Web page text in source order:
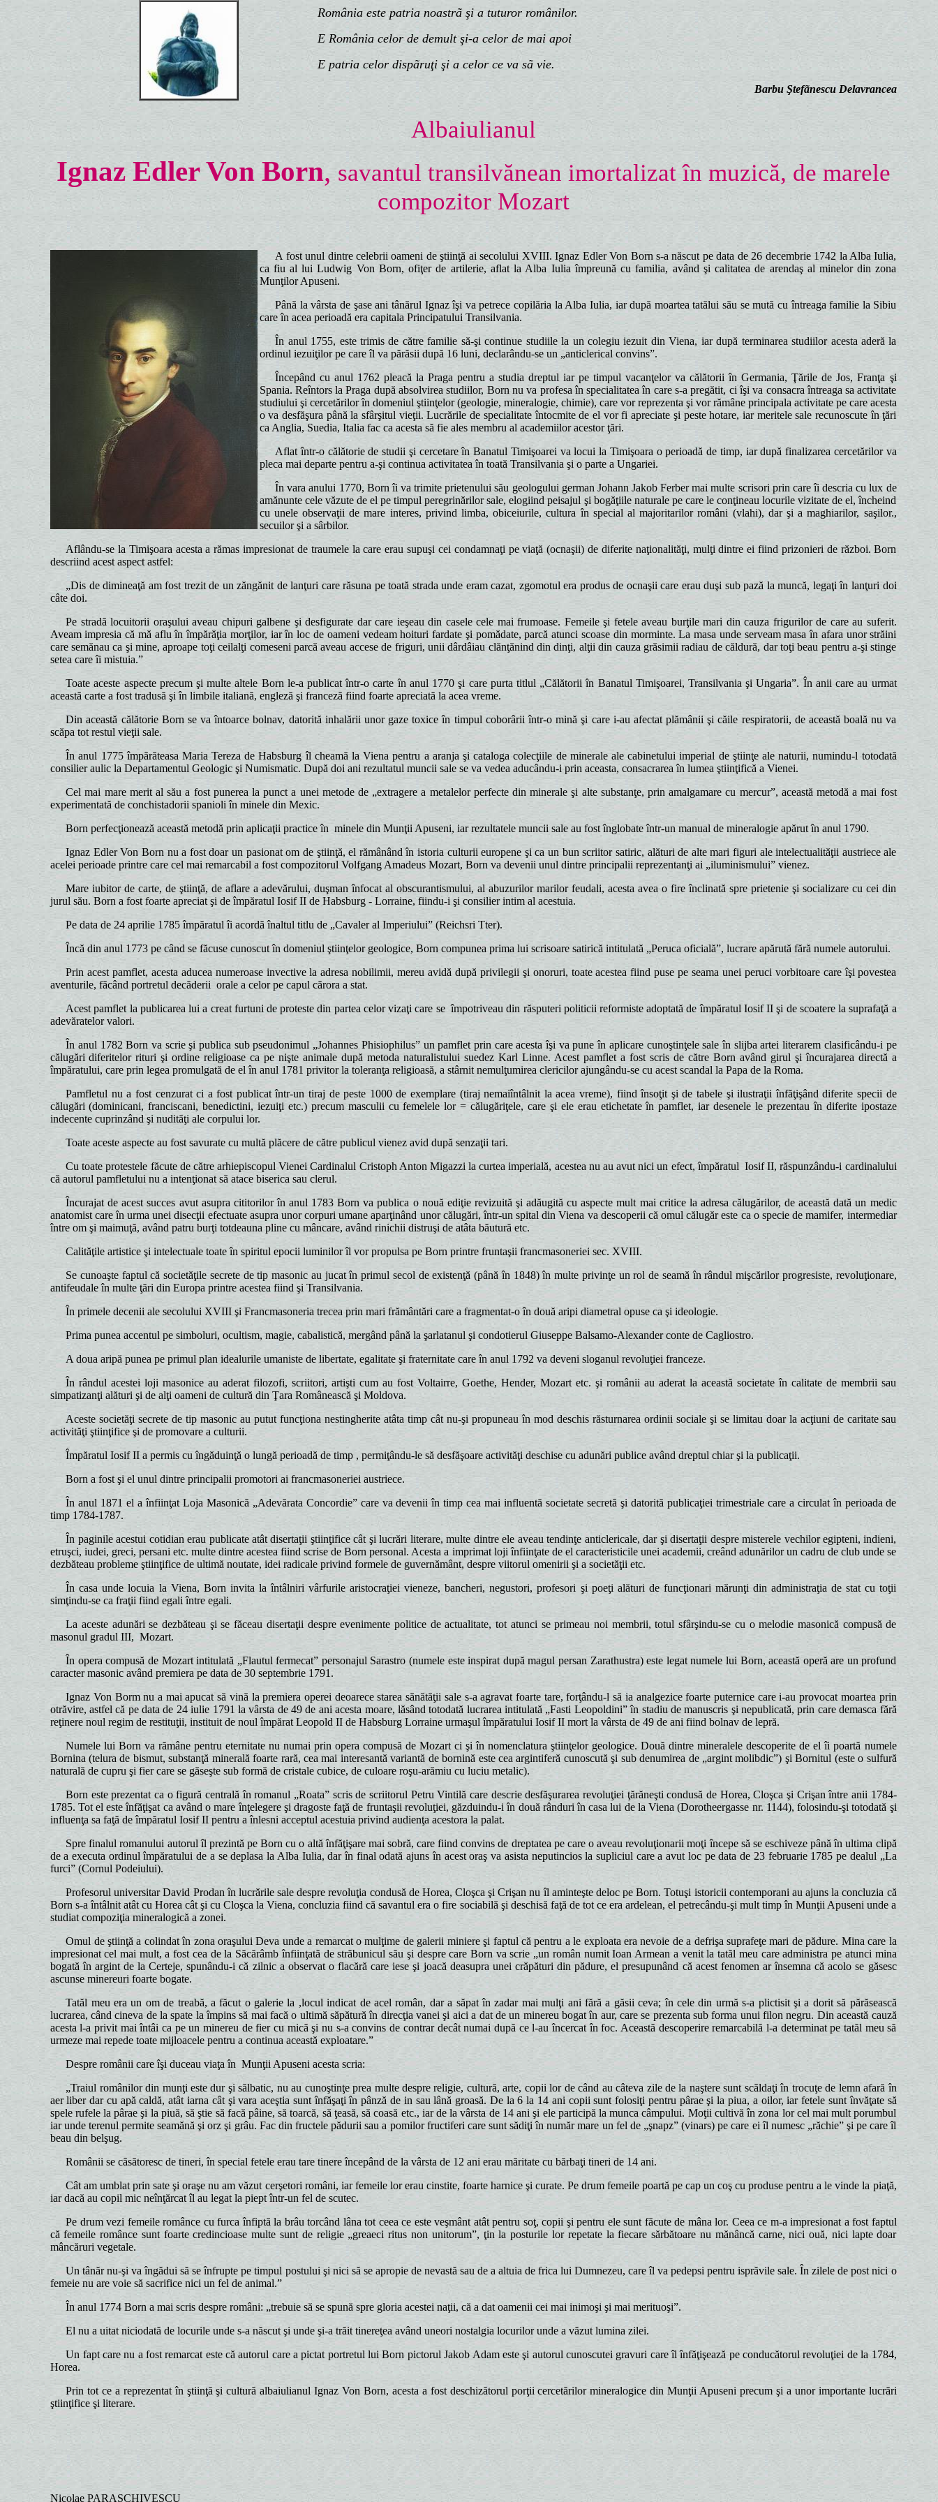
România este patria noastrã şi a tuturor românilor.
E România celor de demult şi-a celor de mai apoi
E patria celor dispãruţi şi a celor ce va sã vie.
Barbu Ştefãnescu Delavrancea
Albaiulianul
Ignaz Edler Von Born, savantul transilvănean imortalizat în muzică, de marele
compozitor Mozart
A fost unul dintre celebrii oameni de ştiinţă ai secolului XVIII. Ignaz Edler Von Born s-a născut pe data de 26 decembrie 1742 la Alba Iulia,
ca fiu al lui Ludwig Von Born, ofiţer de artilerie, aflat la Alba Iulia împreună cu familia, având şi calitatea de arendaş al minelor din zona
Munţilor Apuseni.
Până la vârsta de şase ani tânărul Ignaz îşi va petrece copilăria la Alba Iulia, iar după moartea tatălui său se mută cu întreaga familie la Sibiu
care în acea perioadă era capitala Principatului Transilvania.
În anul 1755, este trimis de către familie să-şi continue studiile la un colegiu iezuit din Viena, iar după terminarea studiilor acesta aderă la
ordinul iezuiţilor pe care îl va părăsii după 16 luni, declarându-se un „anticlerical convins”.
Începând cu anul 1762 pleacă la Praga pentru a studia dreptul iar pe timpul vacanţelor va călătorii în Germania, Ţările de Jos, Franţa şi
Spania. Reîntors la Praga după absolvirea studiilor, Born nu va profesa în specialitatea în care s-a pregătit, ci îşi va consacra întreaga sa activitate
studiului şi cercetărilor în domeniul ştiinţelor (geologie, mineralogie, chimie), care vor reprezenta şi vor rămâne principala activitate pe care acesta
o va desfăşura până la sfârşitul vieţii. Lucrările de specialitate întocmite de el vor fi apreciate şi peste hotare, iar meritele sale recunoscute în ţări
ca Anglia, Suedia, Italia fac ca acesta să fie ales membru al academiilor acestor ţări.
Aflat într-o călătorie de studii şi cercetare în Banatul Timişoarei va locui la Timişoara o perioadă de timp, iar după finalizarea cercetărilor va
pleca mai departe pentru a-şi continua activitatea în toată Transilvania şi o parte a Ungariei.
În vara anului 1770, Born îi va trimite prietenului său geologului german Johann Jakob Ferber mai multe scrisori prin care îi descria cu lux de
amănunte cele văzute de el pe timpul peregrinărilor sale, elogiind peisajul şi bogăţiile naturale pe care le conţineau locurile vizitate de el, încheind
cu unele observaţii de mare interes, privind limba, obiceiurile, cultura în special al majoritarilor români (vlahi), dar şi a maghiarilor, saşilor.,
secuilor şi a sârbilor.
Aflându-se la Timişoara acesta a rămas impresionat de traumele la care erau supuşi cei condamnaţi pe viaţă (ocnaşii) de diferite naţionalităţi, mulţi dintre ei fiind prizonieri de război. Born
descriind acest aspect astfel:
„Dis de dimineaţă am fost trezit de un zăngănit de lanţuri care răsuna pe toată strada unde eram cazat, zgomotul era produs de ocnaşii care erau duşi sub pază la muncă, legaţi în lanţuri doi
câte doi.
Pe stradă locuitorii oraşului aveau chipuri galbene şi desfigurate dar care ieşeau din casele cele mai frumoase. Femeile şi fetele aveau burţile mari din cauza frigurilor de care au suferit.
Aveam impresia că mă aflu în împărăţia morţilor, iar în loc de oameni vedeam hoituri fardate şi pomădate, parcă atunci scoase din morminte. La masa unde serveam masa în afara unor străini
care semănau ca şi mine, aproape toţi ceilalţi comeseni parcă aveau accese de friguri, unii dârdâiau clănţănind din dinţi, alţii din cauza grăsimii radiau de căldură, dar toţi beau pentru a-şi stinge
setea care îi mistuia.”
Toate aceste aspecte precum şi multe altele Born le-a publicat într-o carte în anul 1770 şi care purta titlul „Călătorii în Banatul Timişoarei, Transilvania şi Ungaria”. În anii care au urmat
această carte a fost tradusă şi în limbile italiană, engleză şi franceză fiind foarte apreciată la acea vreme.
Din această călătorie Born se va întoarce bolnav, datorită inhalării unor gaze toxice în timpul coborârii într-o mină şi care i-au afectat plămânii şi căile respiratorii, de această boală nu va
scăpa tot restul vieţii sale.
În anul 1775 împărăteasa Maria Tereza de Habsburg îl cheamă la Viena pentru a aranja şi cataloga colecţiile de minerale ale cabinetului imperial de ştiinţe ale naturii, numindu-l totodată
consilier aulic la Departamentul Geologic şi Numismatic. După doi ani rezultatul muncii sale se va vedea aducându-i prin aceasta, consacrarea în lumea ştiinţifică a Vienei.
Cel mai mare merit al său a fost punerea la punct a unei metode de „extragere a metalelor perfecte din minerale şi alte substanţe, prin amalgamare cu mercur”, această metodă a mai fost
experimentată de conchistadorii spanioli în minele din Mexic.
Born perfecţionează această metodă prin aplicaţii practice în minele din Munţii Apuseni, iar rezultatele muncii sale au fost înglobate într-un manual de mineralogie apărut în anul 1790.
Ignaz Edler Von Born nu a fost doar un pasionat om de ştiinţă, el rămânând în istoria culturii europene şi ca un bun scriitor satiric, alături de alte mari figuri ale intelectualităţii austriece ale
acelei perioade printre care cel mai remarcabil a fost compozitorul Volfgang Amadeus Mozart, Born va devenii unul dintre principalii reprezentanţi ai „iluminismului” vienez.
Mare iubitor de carte, de ştiinţă, de aflare a adevărului, duşman înfocat al obscurantismului, al abuzurilor marilor feudali, acesta avea o fire înclinată spre prietenie şi socializare cu cei din
jurul său. Born a fost foarte apreciat şi de împăratul Iosif II de Habsburg - Lorraine, fiindu-i şi consilier intim al acestuia.
Pe data de 24 aprilie 1785 împăratul îi acordă înaltul titlu de „Cavaler al Imperiului” (Reichsri Tter).
Încă din anul 1773 pe când se făcuse cunoscut în domeniul ştiinţelor geologice, Born compunea prima lui scrisoare satirică intitulată „Peruca oficială”, lucrare apărută fără numele autorului.
Prin acest pamflet, acesta aducea numeroase invective la adresa nobilimii, mereu avidă după privilegii şi onoruri, toate acestea fiind puse pe seama unei peruci vorbitoare care îşi povestea
aventurile, făcând portretul decăderii orale a celor pe capul cărora a stat.
Acest pamflet la publicarea lui a creat furtuni de proteste din partea celor vizaţi care se împotriveau din răsputeri politicii reformiste adoptată de împăratul Iosif II şi de scoatere la suprafaţă a
adevăratelor valori.
În anul 1782 Born va scrie şi publica sub pseudonimul „Johannes Phisiophilus” un pamflet prin care acesta îşi va pune în aplicare cunoştinţele sale în slijba artei literarem clasificându-i pe
călugări diferitelor rituri şi ordine religioase ca pe nişte animale după metoda naturalistului suedez Karl Linne. Acest pamflet a fost scris de către Born având girul şi încurajarea directă a
împăratului, care prin legea promulgată de el în anul 1781 privitor la toleranţa religioasă, a stârnit nemulţumirea clericilor ajungându-se cu acest scandal la Papa de la Roma.
Pamfletul nu a fost cenzurat ci a fost publicat într-un tiraj de peste 1000 de exemplare (tiraj nemaiîntâlnit la acea vreme), fiind însoţit şi de tabele şi ilustraţii înfăţişând diferite specii de
călugări (dominicani, franciscani, benedictini, iezuiţi etc.) precum masculii cu femelele lor = călugăriţele, care şi ele erau etichetate în pamflet, iar desenele le prezentau în diferite ipostaze
indecente cuprinzând şi nudităţi ale corpului lor.
Toate aceste aspecte au fost savurate cu multă plăcere de către publicul vienez avid după senzaţii tari.
Cu toate protestele făcute de către arhiepiscopul Vienei Cardinalul Cristoph Anton Migazzi la curtea imperială, acestea nu au avut nici un efect, împăratul Iosif II, răspunzându-i cardinalului
că autorul pamfletului nu a intenţionat să atace biserica sau clerul.
Încurajat de acest succes avut asupra cititorilor în anul 1783 Born va publica o nouă ediţie revizuită şi adăugită cu aspecte mult mai critice la adresa călugărilor, de această dată un medic
anatomist care în urma unei disecţii efectuate asupra unor corpuri umane aparţinând unor călugări, într-un spital din Viena va descoperii că omul călugăr este ca o specie de mamifer, intermediar
între om şi maimuţă, având patru burţi totdeauna pline cu mâncare, având rinichii distruşi de atâta băutură etc.
Calităţile artistice şi intelectuale toate în spiritul epocii luminilor îl vor propulsa pe Born printre fruntaşii francmasoneriei sec. XVIII.
Se cunoaşte faptul că societăţile secrete de tip masonic au jucat în primul secol de existenţă (până în 1848) în multe privinţe un rol de seamă în rândul mişcărilor progresiste, revoluţionare,
antifeudale în multe ţări din Europa printre acestea fiind şi Transilvania.
În primele decenii ale secolului XVIII şi Francmasoneria trecea prin mari frământări care a fragmentat-o în două aripi diametral opuse ca şi ideologie.
Prima punea accentul pe simboluri, ocultism, magie, cabalistică, mergând până la şarlatanul şi condotierul Giuseppe Balsamo-Alexander conte de Cagliostro.
A doua aripă punea pe primul plan idealurile umaniste de libertate, egalitate şi fraternitate care în anul 1792 va deveni sloganul revoluţiei franceze.
În rândul acestei loji masonice au aderat filozofi, scriitori, artişti cum au fost Voltairre, Goethe, Hender, Mozart etc. şi românii au aderat la această societate în calitate de membrii sau
simpatizanţi alături şi de alţi oameni de cultură din Ţara Românească şi Moldova.
Aceste societăţi secrete de tip masonic au putut funcţiona nestingherite atâta timp cât nu-şi propuneau în mod deschis răsturnarea ordinii sociale şi se limitau doar la acţiuni de caritate sau
activităţi ştiinţifice şi de promovare a culturii.
Împăratul Iosif II a permis cu îngăduinţă o lungă perioadă de timp , permiţându-le să desfăşoare activităţi deschise cu adunări publice având dreptul chiar şi la publicaţii.
Born a fost şi el unul dintre principalii promotori ai francmasoneriei austriece.
În anul 1871 el a înfiinţat Loja Masonică „Adevărata Concordie” care va devenii în timp cea mai influentă societate secretă şi datorită publicaţiei trimestriale care a circulat în perioada de
timp 1784-1787.
În paginile acestui cotidian erau publicate atât disertaţii ştiinţifice cât şi lucrări literare, multe dintre ele aveau tendinţe anticlericale, dar şi disertaţii despre misterele vechilor egipteni, indieni,
etruşci, iudei, greci, persani etc. multe dintre acestea fiind scrise de Born personal. Acesta a imprimat loji înfiinţate de el caracteristicile unei academii, creând adunărilor un cadru de club unde se
dezbăteau probleme ştiinţifice de ultimă noutate, idei radicale privind formele de guvernământ, despre viitorul omenirii şi a societăţii etc.
În casa unde locuia la Viena, Born invita la întâlniri vârfurile aristocraţiei vieneze, bancheri, negustori, profesori şi poeţi alături de funcţionari mărunţi din administraţia de stat cu toţii
simţindu-se ca fraţii fiind egali între egali.
La aceste adunări se dezbăteau şi se făceau disertaţii despre evenimente politice de actualitate, tot atunci se primeau noi membrii, totul sfârşindu-se cu o melodie masonică compusă de
masonul gradul III, Mozart.
În opera compusă de Mozart intitulată „Flautul fermecat” personajul Sarastro (numele este inspirat după magul persan Zarathustra) este legat numele lui Born, această operă are un profund
caracter masonic având premiera pe data de 30 septembrie 1791.
Ignaz Von Borm nu a mai apucat să vină la premiera operei deoarece starea sănătăţii sale s-a agravat foarte tare, forţându-l să ia analgezice foarte puternice care i-au provocat moartea prin
otrăvire, astfel că pe data de 24 iulie 1791 la vârsta de 49 de ani acesta moare, lăsând totodată lucrarea intitulată „Fasti Leopoldini” în stadiu de manuscris şi nepublicată, prin care demasca fără
reţinere noul regim de restituţii, instituit de noul împărat Leopold II de Habsburg Lorraine urmaşul împăratului Iosif II mort la vârsta de 49 de ani fiind bolnav de lepră.
Numele lui Born va rămâne pentru eternitate nu numai prin opera compusă de Mozart ci şi în nomenclatura ştiinţelor geologice. Două dintre mineralele descoperite de el îi poartă numele
Bornina (telura de bismut, substanţă minerală foarte rară, cea mai interesantă variantă de bornină este cea argintiferă cunoscută şi sub denumirea de „argint molibdic”) şi Bornitul (este o sulfură
naturală de cupru şi fier care se găseşte sub formă de cristale cubice, de culoare roşu-arămiu cu luciu metalic).
Born este prezentat ca o figură centrală în romanul „Roata” scris de scriitorul Petru Vintilă care descrie desfăşurarea revoluţiei ţărăneşti condusă de Horea, Cloşca şi Crişan între anii 1784-
1785. Tot el este înfăţişat ca având o mare înţelegere şi dragoste faţă de fruntaşii revoluţiei, găzduindu-i în două rânduri în casa lui de la Viena (Dorotheergasse nr. 1144), folosindu-şi totodată şi
influenţa sa faţă de împăratul Iosif II pentru a înlesni acceptul acestuia privind audienţa acestora la palat.
Spre finalul romanului autorul îl prezintă pe Born cu o altă înfăţişare mai sobră, care fiind convins de dreptatea pe care o aveau revoluţionarii moţi începe să se eschiveze până în ultima clipă
de a executa ordinul împăratului de a se deplasa la Alba Iulia, dar în final odată ajuns în acest oraş va asista neputincios la supliciul care a avut loc pe data de 23 februarie 1785 pe dealul „La
furci” (Cornul Podeiului).
Profesorul universitar David Prodan în lucrările sale despre revoluţia condusă de Horea, Cloşca şi Crişan nu îl aminteşte deloc pe Born. Totuşi istoricii contemporani au ajuns la concluzia că
Born s-a întâlnit atât cu Horea cât şi cu Cloşca la Viena, concluzia fiind că savantul era o fire sociabilă şi deschisă faţă de tot ce era ardelean, el petrecându-şi mult timp în Munţii Apuseni unde a
studiat compoziţia mineralogică a zonei.
Omul de ştiinţă a colindat în zona oraşului Deva unde a remarcat o mulţime de galerii miniere şi faptul că pentru a le exploata era nevoie de a defrişa suprafeţe mari de pădure. Mina care la
impresionat cel mai mult, a fost cea de la Săcărâmb înfiinţată de străbunicul său şi despre care Born va scrie „un român numit Ioan Armean a venit la tatăl meu care administra pe atunci mina
bogată în argint de la Certeje, spunându-i că zilnic a observat o flacără care iese şi joacă deasupra unei crăpături din pădure, el presupunând că acest fenomen ar însemna că acolo se găsesc
ascunse minereuri foarte bogate.
Tatăl meu era un om de treabă, a făcut o galerie la ,locul indicat de acel român, dar a săpat în zadar mai mulţi ani fără a găsii ceva; în cele din urmă s-a plictisit şi a dorit să părăsească
lucrarea, când cineva de la spate la împins să mai facă o ultimă săpătură în direcţia vanei şi aici a dat de un minereu bogat în aur, care se prezenta sub forma unui filon negru. Din această cauză
acesta l-a privit mai întâi ca pe un minereu de fier cu mică şi nu s-a convins de contrar decât numai după ce l-au încercat în foc. Această descoperire remarcabilă l-a determinat pe tatăl meu să
urmeze mai repede toate mijloacele pentru a continua această exploatare.”
Despre românii care îşi duceau viaţa în Munţii Apuseni acesta scria:
„Traiul românilor din munţi este dur şi sălbatic, nu au cunoştinţe prea multe despre religie, cultură, arte, copii lor de când au câteva zile de la naştere sunt scăldaţi în trocuţe de lemn afară în
aer liber dar cu apă caldă, atât iarna cât şi vara aceştia sunt înfăşaţi în pânză de in sau lână groasă. De la 6 la 14 ani copii sunt folosiţi pentru pârae şi la piua, a oilor, iar fetele sunt învăţate să
spele rufele la pârae şi la piuă, să ştie să facă pâine, să toarcă, să ţeasă, să coasă etc., iar de la vârsta de 14 ani şi ele participă la munca câmpului. Moţii cultivă în zona lor cel mai mult porumbul
iar unde terenul permite seamănă şi orz şi grâu. Fac din fructele pădurii sau a pomilor fructiferi care sunt sădiţi în număr mare un fel de „şnapz” (vinars) pe care ei îl numesc „răchie” şi pe care îl
beau din belşug.
Românii se căsătoresc de tineri, în special fetele erau tare tinere începând de la vârsta de 12 ani erau măritate cu bărbaţi tineri de 14 ani.
Cât am umblat prin sate şi oraşe nu am văzut cerşetori români, iar femeile lor erau cinstite, foarte harnice şi curate. Pe drum femeile poartă pe cap un coş cu produse pentru a le vinde la piaţă,
iar dacă au copil mic neînţărcat îl au legat la piept într-un fel de scutec.
Pe drum vezi femeile românce cu furca înfiptă la brâu torcând lâna tot ceea ce este veşmânt atât pentru soţ, copii şi pentru ele sunt făcute de mâna lor. Ceea ce m-a impresionat a fost faptul
că femeile românce sunt foarte credincioase multe sunt de religie „greaeci ritus non unitorum”, ţin la posturile lor repetate la fiecare sărbătoare nu mănâncă carne, nici ouă, nici lapte doar
mâncăruri vegetale.
Un tânăr nu-şi va îngădui să se înfrupte pe timpul postului şi nici să se apropie de nevastă sau de a altuia de frica lui Dumnezeu, care îl va pedepsi pentru isprăvile sale. În zilele de post nici o
femeie nu are voie să sacrifice nici un fel de animal.”
În anul 1774 Born a mai scris despre români: „trebuie să se spună spre gloria acestei naţii, că a dat oamenii cei mai inimoşi şi mai merituoşi”.
El nu a uitat niciodată de locurile unde s-a născut şi unde şi-a trăit tinereţea având uneori nostalgia locurilor unde a văzut lumina zilei.
Un fapt care nu a fost remarcat este că autorul care a pictat portretul lui Born pictorul Jakob Adam este şi autorul cunoscutei gravuri care îl înfăţişează pe conducătorul revoluţiei de la 1784,
Horea.
Prin tot ce a reprezentat în ştiinţă şi cultură albaiulianul Ignaz Von Born, acesta a fost deschizătorul porţii cercetărilor mineralogice din Munţii Apuseni precum şi a unor importante lucrări
ştiinţifice şi literare.
Nicolae PARASCHIVESCU